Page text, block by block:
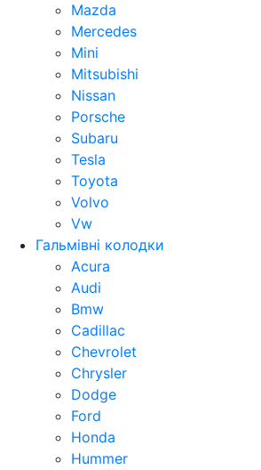
Mazda
Mercedes
Mini
Mitsubishi
Nissan
Porsche
Subaru
Tesla
Toyota
Volvo
Vw
Гальмівні колодки
Acura
Audi
Bmw
Cadillac
Chevrolet
Chrysler
Dodge
Ford
Honda
Hummer